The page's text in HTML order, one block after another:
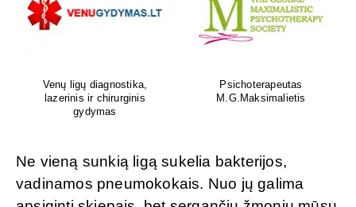
Venų ligų diagnostika,
lazerinis ir chirurginis
gydymas
Psichoterapeutas
M.G.Maksimalietis
Ne vieną sunkią ligą sukelia bakterijos,
vadinamos pneumokokais. Nuo jų galima